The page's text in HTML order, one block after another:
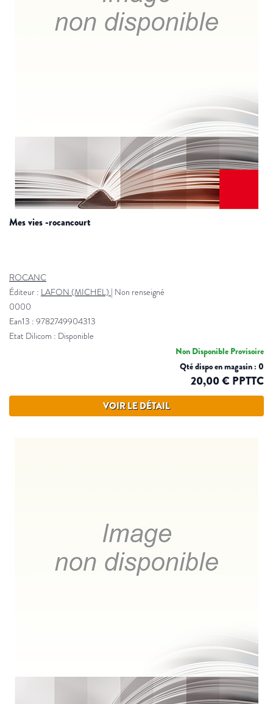
mes vies -rocancourt
ROCANC
Éditeur : LAFON (MICHEL) | Non renseigné
0000
Ean13 : 9782749904313
Etat Dilicom : Disponible
Non Disponible Provisoire
Qté dispo en magasin : 0
20,00 € PPTTC
VOIR LE DÉTAIL